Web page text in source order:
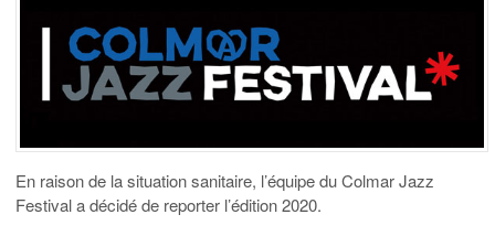
En raison de la situation sanitaire, l’équipe du Colmar Jazz
Festival a décidé de reporter l’édition 2020.